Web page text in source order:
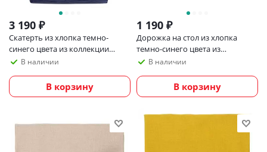
3 190 ₽
Скатерть из хлопка темно-
синего цвета из коллекции
essential, 170х170 см
В наличии
В корзину
1 190 ₽
Дорожка на стол из хлопка
темно-синего цвета из
коллекции essential, 45х150 см
В наличии
В корзину